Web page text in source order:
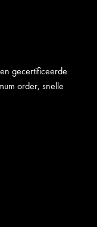
gecertificeerde
order, snelle